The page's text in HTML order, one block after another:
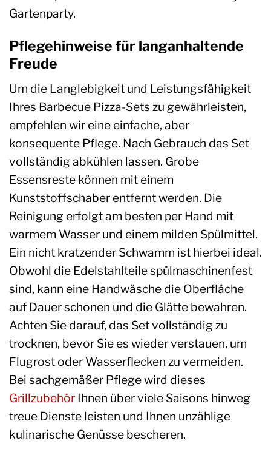
Gartenparty.
Pflegehinweise für langanhaltende
Freude
Um die Langlebigkeit und Leistungsfähigkeit
Ihres Barbecue Pizza-Sets zu gewährleisten,
empfehlen wir eine einfache, aber
konsequente Pflege. Nach Gebrauch das Set
vollständig abkühlen lassen. Grobe
Essensreste können mit einem
Kunststoffschaber entfernt werden. Die
Reinigung erfolgt am besten per Hand mit
warmem Wasser und einem milden Spülmittel.
Ein nicht kratzender Schwamm ist hierbei ideal.
Obwohl die Edelstahlteile spülmaschinenfest
sind, kann eine Handwäsche die Oberfläche
auf Dauer schonen und die Glätte bewahren.
Achten Sie darauf, das Set vollständig zu
trocknen, bevor Sie es wieder verstauen, um
Flugrost oder Wasserflecken zu vermeiden.
Bei sachgemäßer Pflege wird dieses
Grillzubehör Ihnen über viele Saisons hinweg
treue Dienste leisten und Ihnen unzählige
kulinarische Genüsse bescheren.